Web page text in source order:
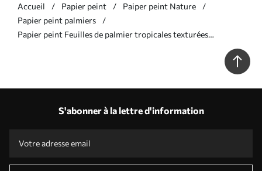
Accueil Papier peint
Paiper peint Nature
Papier peint palmiers
Papier peint Feuilles de palmier tropicales texturées
monochromes, créant un imprimé tropical et botanique N°
S'abonner à la lettre d'information